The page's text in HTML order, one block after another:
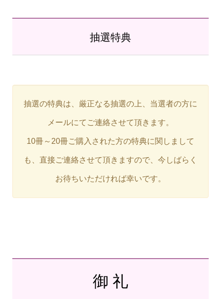
抽選特典
抽選の特典は、厳正なる抽選の上、当選者の方に
メールにてご連絡させて頂きます。
10冊～20冊ご購入された方の特典に関しまして
も、直接ご連絡させて頂きますので、今しばらく
お待ちいただければ幸いです。
御 礼